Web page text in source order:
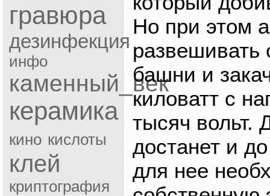
гравюра
дезинфекция
инфо
каменный_век
керамика
кино кислоты
клей
криптография
Но при этом
башни и
киловатт с
тысяч вольт.
достанет и
для нее